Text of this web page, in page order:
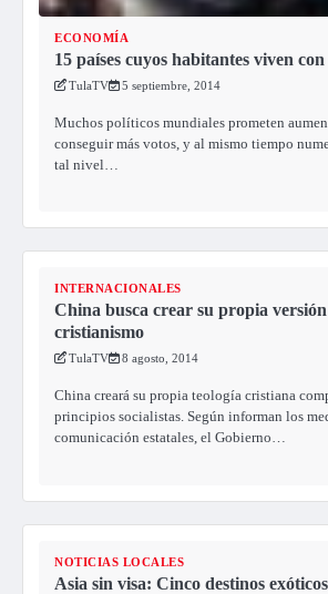
ECONOMÍA
15 países cuyos habitantes viven
TulaTV 5 septiembre, 2014
Muchos políticos mundiales prometen
conseguir más votos, y al mismo tiempo
tal nivel…
INTERNACIONALES
China busca crear su propia
cristianismo
TulaTV 8 agosto, 2014
China creará su propia teología cristiana
principios socialistas. Según informan los
comunicación estatales, el Gobierno…
NOTICIAS LOCALES
Asia sin visa: Cinco destinos